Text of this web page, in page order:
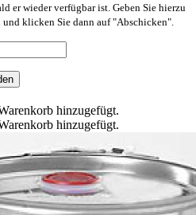
er wieder verfügbar ist. Geben Sie hierzu
klicken Sie dann auf "Abschicken".
hinzugefügt.
hinzugefügt.